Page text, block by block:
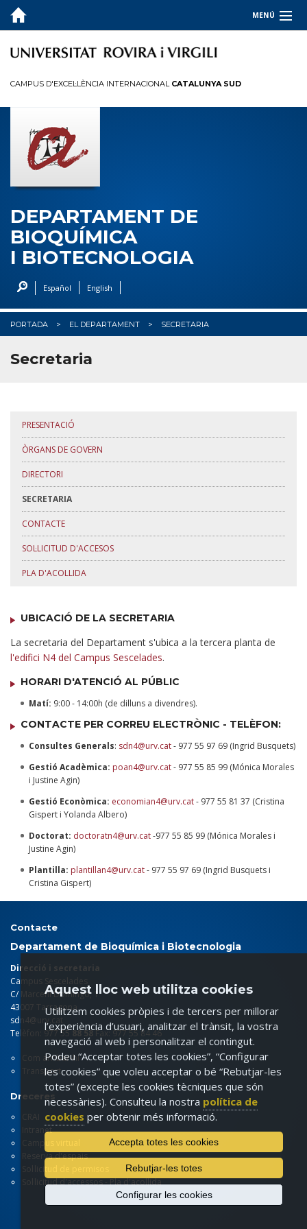
MENÚ
EL DEPARTAMENT
Secretaria
Contacte
Sol·licitud d'accesos
Pla d'acollida
DOCÈNCIA
RECERCA
SERVEIS I TRANSFERÈNCIA
TRÀMITS ADMINISTRATIUS
CAMPUS D'EXCEL·LÈNCIA INTERNACIONAL CATALUNYA SUD
DEPARTAMENT DE
BIOQUÍMICA
I BIOTECNOLOGIA
Español English
PORTADA EL DEPARTAMENT SECRETARIA
Secretaria
PRESENTACIÓ
ÒRGANS DE GOVERN
DIRECTORI
SECRETARIA
CONTACTE
SOL·LICITUD D'ACCESOS
PLA D'ACOLLIDA
UBICACIÓ DE LA SECRETARIA
La secretaria del Departament s'ubica a la tercera planta de
l'edifici N4 del Campus Sescelades.
HORARI D'ATENCIÓ AL PÚBLIC
Matí: 9:00 - 14:00h (de dilluns a divendres).
CONTACTE PER CORREU ELECTRÒNIC - TELÈFON:
Consultes Generals: sdn4@urv.cat- 977 55 97 69 (Ingrid Busquets)
Gestió Acadèmica: poan4@urv.cat- 977 55 85 99 (Mónica Morales
i Justine Agin)
Gestió Econòmica: economian4@urv.cat- 977 55 81 37 (Cristina
Gispert i Yolanda Albero)
Doctorat: doctoratn4@urv.cat-977 55 85 99 (Mónica Morales i
Justine Agin)
Plantilla: plantillan4@urv.cat- 977 55 97 69 (Ingrid Busquets i
Cristina Gispert)
Contacte
Departament de Bioquímica i Biotecnologia
Direcció i secretaria
Campus Sescelades
C/ Marcel·lí Domingo, 1
43007 Tarragona
sdn4@urv.cat
Telèfon: 977 5588 58Fax: 977 55 84 46
Com arribar-hi
Transport
Dreceres
CRAI
Intranet
Campus virtual
Reserva d'espais
Sol·licitud de permisos
Sol·licitud d'accessos - Pla d'acollida
Aquest lloc web utilitza cookies
Utilitzem cookies pròpies i de tercers per millorar
l’experiència d’usuari, analitzar el trànsit, la vostra
navegació al web i personalitzar el contingut.
Podeu “Acceptar totes les cookies”, “Configurar
les cookies” que voleu acceptar o bé “Rebutjar-les
totes” (excepte les cookies tècniques que són
necessàries). Consulteu la nostra política de
cookies per obtenir més informació.
Accepta totes les cookies
Rebutjar-les totes
Configurar les cookies